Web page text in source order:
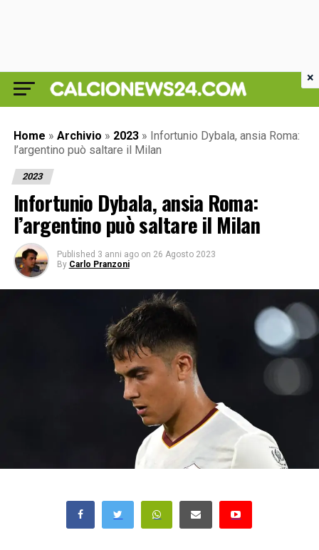
Home » Archivio » 2023 » Infortunio Dybala, ansia Roma:
l’argentino può saltare il Milan
2023
Infortunio Dybala, ansia Roma:
l’argentino può saltare il Milan
Published 3 anni ago on 26 Agosto 2023
By Carlo Pranzoni
×